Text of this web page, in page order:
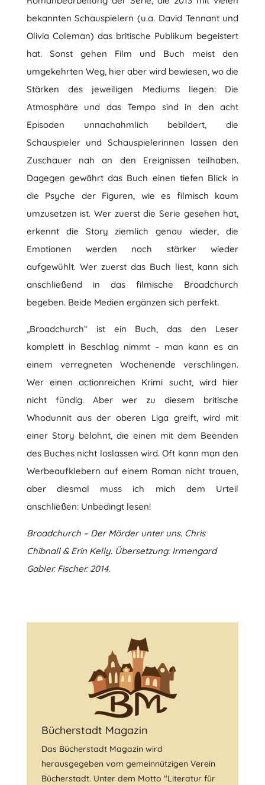
bekannten Schauspielern (u.a. David Tennant und
Olivia Coleman) das britische Publikum begeistert
hat. Sonst gehen Film und Buch meist den
umgekehrten Weg, hier aber wird bewiesen, wo die
Stärken des jeweiligen Mediums liegen: Die
Atmosphäre und das Tempo sind in den acht
Episoden unnachahmlich bebildert, die
Schauspieler und Schauspielerinnen lassen den
Zuschauer nah an den Ereignissen teilhaben.
Dagegen gewährt das Buch einen tiefen Blick in
die Psyche der Figuren, wie es filmisch kaum
umzusetzen ist. Wer zuerst die Serie gesehen hat,
erkennt die Story ziemlich genau wieder, die
Emotionen werden noch stärker wieder
aufgewühlt. Wer zuerst das Buch liest, kann sich
anschließend in das filmische Broadchurch
begeben. Beide Medien ergänzen sich perfekt.
„Broadchurch“ ist ein Buch, das den Leser
komplett in Beschlag nimmt – man kann es an
einem verregneten Wochenende verschlingen.
Wer einen actionreichen Krimi sucht, wird hier
nicht fündig. Aber wer zu diesem britische
Whodunnit aus der oberen Liga greift, wird mit
einer Story belohnt, die einen mit dem Beenden
des Buches nicht loslassen wird. Oft kann man den
Werbeaufklebern auf einem Roman nicht trauen,
aber diesmal muss ich mich dem Urteil
anschließen: Unbedingt lesen!
Broadchurch – Der Mörder unter uns. Chris
Chibnall & Erin Kelly. Übersetzung: Irmengard
Gabler. Fischer. 2014.
Bücherstadt Magazin
Das Bücherstadt Magazin wird
herausgegeben vom gemeinnützigen Verein
Bücherstadt. Unter dem Motto "Literatur für